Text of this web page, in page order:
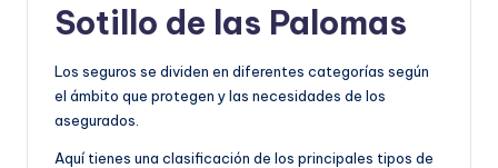
Sotillo de las Palomas
Los seguros se dividen en diferentes categorías según
el ámbito que protegen y las necesidades de los
asegurados.
Aquí tienes una clasificación de los principales tipos de